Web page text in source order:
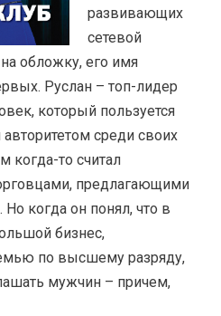
развивающих
сетевой
обложку, его имя
Руслан – топ-лидер
который пользуется
среди своих
когда-то считал
предлагающими
когда он понял, что в
бизнес,
по высшему разряду,
мужчин – причем,